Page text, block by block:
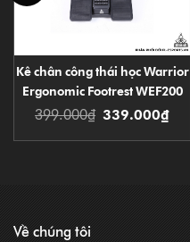
Kê chân công thái học Warrior
Ergonomic Footrest WEF200
399.000₫ 339.000₫
Về chúng tôi